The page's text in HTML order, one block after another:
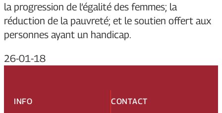
la progression de l’égalité des femmes; la
réduction de la pauvreté; et le soutien offert aux
personnes ayant un handicap.
26-01-18
CONTACT
INFO